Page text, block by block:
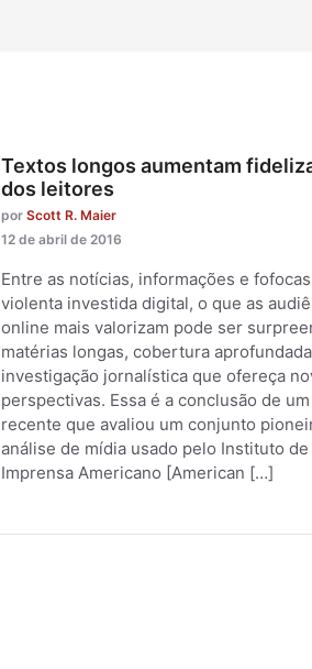
Textos longos aumentam
dos leitores
por Scott R. Maier
12 de abril de 2016
Entre as notícias, informações e
violenta investida digital, o que as
online mais valorizam pode ser
matérias longas, cobertura
investigação jornalística que ofereça
perspectivas. Essa é a conclusão de
recente que avaliou um conjunto
análise de mídia usado pelo Instituto de
Imprensa Americano [American […]